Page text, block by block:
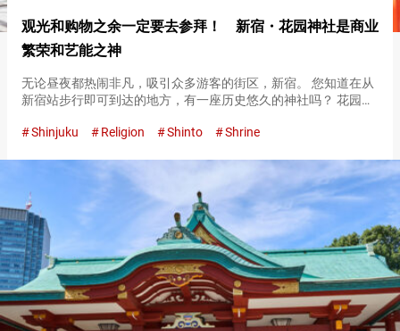
观光和购物之余一定要去参拜！ 新宿・花园神社是商业
繁荣和艺能之神
无论昼夜都热闹非凡，吸引众多游客的街区，新宿。 您知道在从
新宿站步行即可到达的地方，有一座历史悠久的神社吗？ 花园神
“虽然经常去新宿，但从未踏足过”这样的人可能也意外地多。 本
Shinjuku Religion Shinto Shrine